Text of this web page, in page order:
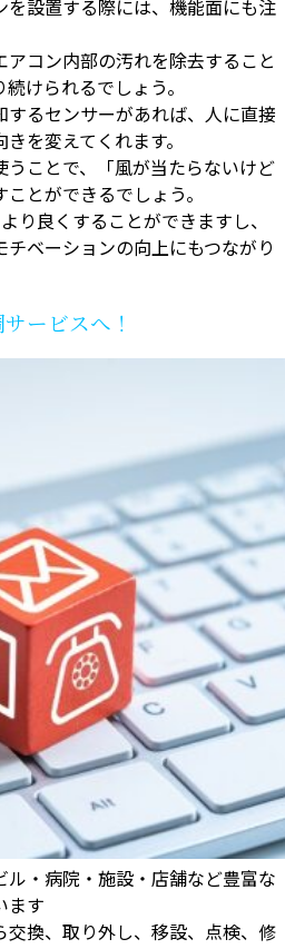
設置する際には、機能面にも注
コン内部の汚れを除去すること
けられるでしょう。
するセンサーがあれば、人に直接
を変えてくれます。
うことで、「風が当たらないけど
とができるでしょう。
り良くすることができますし、
ベーションの向上にもつながり
ービスへ！
ル・病院・施設・店舗など豊富な
ます
換、取り外し、移設、点検、修